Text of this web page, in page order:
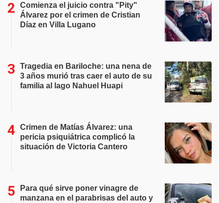
Comienza el juicio contra "Pity"
Álvarez por el crimen de Cristian
Díaz en Villa Lugano
Tragedia en Bariloche: una nena de
3 años murió tras caer el auto de su
familia al lago Nahuel Huapi
Crimen de Matías Álvarez: una
pericia psiquiátrica complicó la
situación de Victoria Cantero
Para qué sirve poner vinagre de
manzana en el parabrisas del auto y